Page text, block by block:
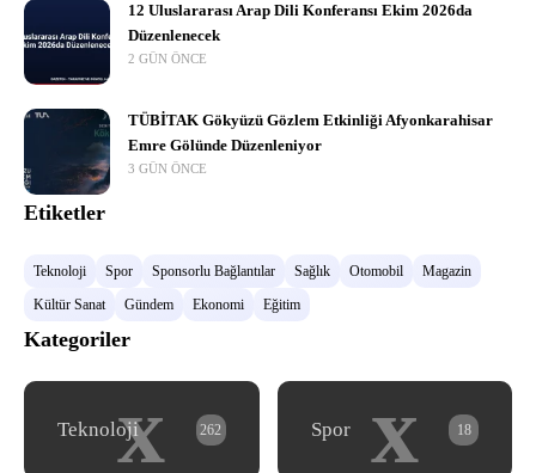
12 Uluslararası Arap Dili Konferansı Ekim 2026da
Düzenlenecek
2 GÜN ÖNCE
TÜBİTAK Gökyüzü Gözlem Etkinliği Afyonkarahisar
Emre Gölünde Düzenleniyor
3 GÜN ÖNCE
Etiketler
Teknoloji Spor Sponsorlu Bağlantılar Sağlık Otomobil
Magazin
Kültür Sanat
Gündem Ekonomi Eğitim
Kategoriler
x
Teknoloji 262 x
Spor 18